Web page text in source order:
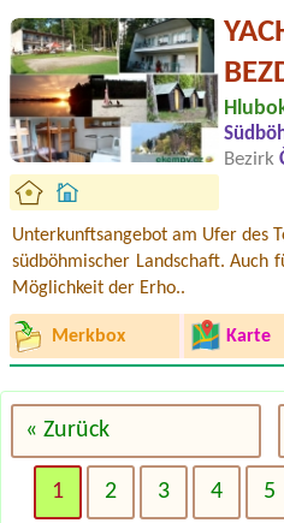
Bezirk
Unterkunftsangebot am Ufer des
südböhmischer Landschaft. Auch
Möglichkeit der Erho..
Merkbox Karte
« Zurück
1 2 3 4 5